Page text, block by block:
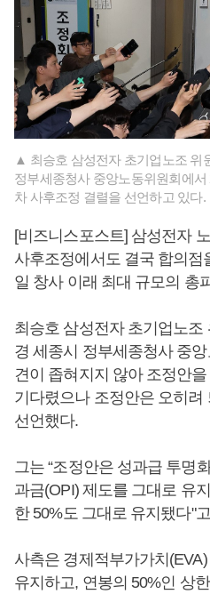
▲ 최승호 삼성전자 초기업노조 위
정부세종청사 중앙노동위원회에
차 사후조정 결렬을 선언하고 있다.
[비즈니스포스트] 삼성전자
사후조정에서도 결국 합의점
일 창사 이래 최대 규모의 총
최승호 삼성전자 초기업노조
경 세종시 정부세종청사 중
견이 좁혀지지 않아 조정안
기다렸으나 조정안은 오히려
선언했다.
그는 “조정안은 성과급 투명
과금(OPI) 제도를 그대로 유
한 50%도 그대로 유지됐다"
사측은 경제적부가가치
유지하고, 연봉의 50%인 상